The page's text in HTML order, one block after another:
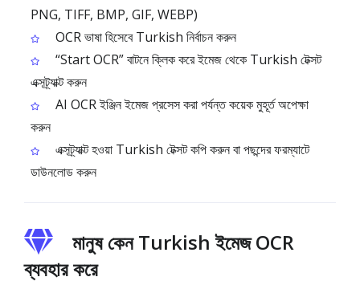
PNG, TIFF, BMP, GIF, WEBP)
OCR ভাষা হিসেবে Turkish নির্বাচন করুন
“Start OCR” বাটনে ক্লিক করে ইমেজ থেকে Turkish টেক্সট
এক্সট্র্যাক্ট করুন
AI OCR ইঞ্জিন ইমেজ প্রসেস করা পর্যন্ত কয়েক মুহূর্ত অপেক্ষা
করুন
এক্সট্র্যাক্ট হওয়া Turkish টেক্সট কপি করুন বা পছন্দের ফরম্যাটে
ডাউনলোড করুন
মানুষ কেন Turkish ইমেজ OCR
ব্যবহার করে